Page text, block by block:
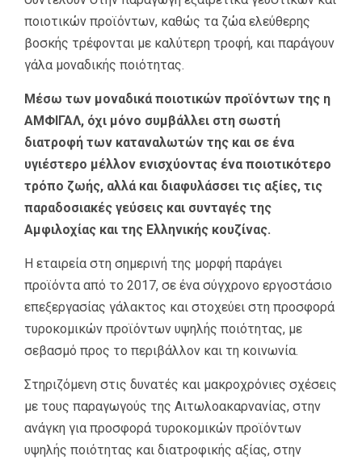
ποιοτικών προϊόντων, καθώς τα ζώα ελεύθερης
βοσκής τρέφονται με καλύτερη τροφή, και παράγουν
γάλα μοναδικής ποιότητας.
Μέσω των μοναδικά ποιοτικών προϊόντων της η
ΑΜΦΙΓΑΛ, όχι μόνο συμβάλλει στη σωστή
διατροφή των καταναλωτών της και σε ένα
υγιέστερο μέλλον ενισχύοντας ένα ποιοτικότερο
τρόπο ζωής, αλλά και διαφυλάσσει τις αξίες, τις
παραδοσιακές γεύσεις και συνταγές της
Αμφιλοχίας και της Ελληνικής κουζίνας.
Η εταιρεία στη σημερινή της μορφή παράγει
προϊόντα από το 2017, σε ένα σύγχρονο εργοστάσιο
επεξεργασίας γάλακτος και στοχεύει στη προσφορά
τυροκομικών προϊόντων υψηλής ποιότητας, με
σεβασμό προς το περιβάλλον και τη κοινωνία.
Στηριζόμενη στις δυνατές και μακροχρόνιες σχέσεις
με τους παραγωγούς της Αιτωλοακαρνανίας, στην
ανάγκη για προσφορά τυροκομικών προϊόντων
υψηλής ποιότητας και διατροφικής αξίας, στην